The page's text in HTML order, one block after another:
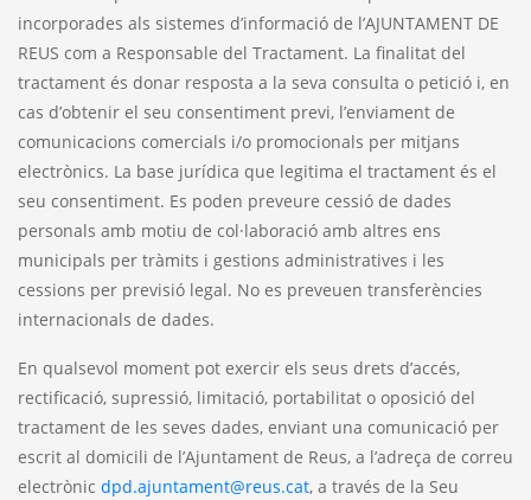
incorporades als sistemes d’informació de l’AJUNTAMENT DE
REUS com a Responsable del Tractament. La finalitat del
tractament és donar resposta a la seva consulta o petició i, en
cas d’obtenir el seu consentiment previ, l’enviament de
comunicacions comercials i/o promocionals per mitjans
electrònics. La base jurídica que legitima el tractament és el
seu consentiment. Es poden preveure cessió de dades
personals amb motiu de col·laboració amb altres ens
municipals per tràmits i gestions administratives i les
cessions per previsió legal. No es preveuen transferències
internacionals de dades.
En qualsevol moment pot exercir els seus drets d’accés,
rectificació, supressió, limitació, portabilitat o oposició del
tractament de les seves dades, enviant una comunicació per
escrit al domicili de l’Ajuntament de Reus, a l’adreça de correu
electrònic dpd.ajuntament@reus.cat, a través de la Seu